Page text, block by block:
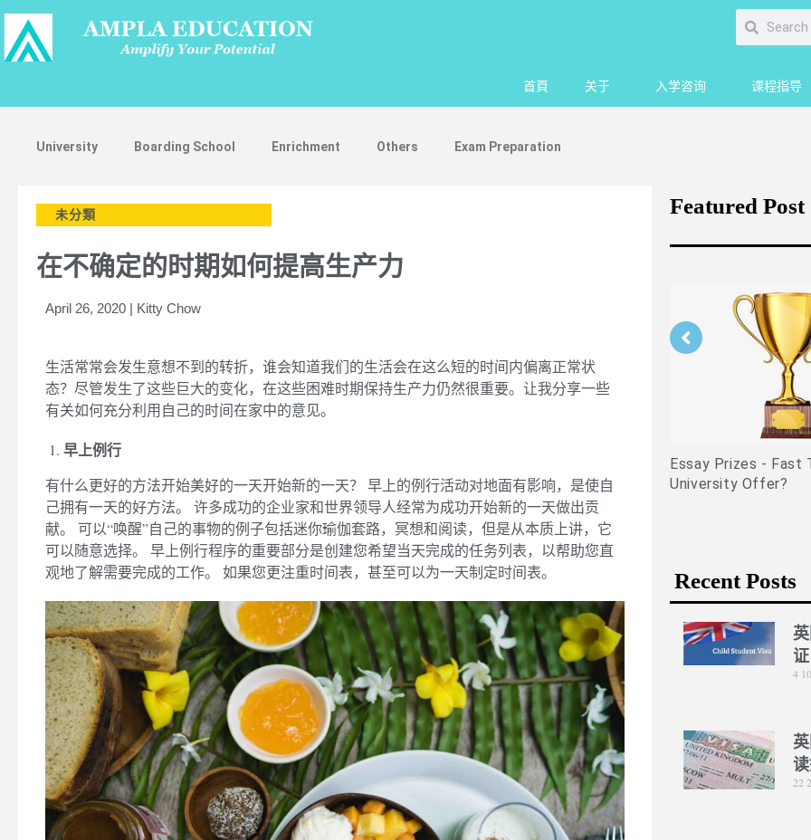
首頁 关于 入学咨询 课程指导
University Boarding School Enrichment Others Exam Preparation
未分類
在不确定的时期如何提高生产力
April 26, 2020 | Kitty Chow
生活常常会发生意想不到的转折，谁会知道我们的生活会在这么短的时间内偏离正常状
态？尽管发生了这些巨大的变化，在这些困难时期保持生产力仍然很重要。让我分享一些
有关如何充分利用自己的时间在家中的意见。
早上例行
有什么更好的方法开始美好的一天开始新的一天？ 早上的例行活动对地面有影响，是使自
己拥有一天的好方法。 许多成功的企业家和世界领导人经常为成功开始新的一天做出贡
献。 可以“唤醒”自己的事物的例子包括迷你瑜伽套路，冥想和阅读，但是从本质上讲，它
可以随意选择。 早上例行程序的重要部分是创建您希望当天完成的任务列表，以帮助您直
观地了解需要完成的工作。 如果您更注重时间表，甚至可以为一天制定时间表。
Featured Post
Leave It
Application Part 2 (non-medically
related experiences)
Essay Prizes - Fast
University Offer?
Recent Posts
4
22